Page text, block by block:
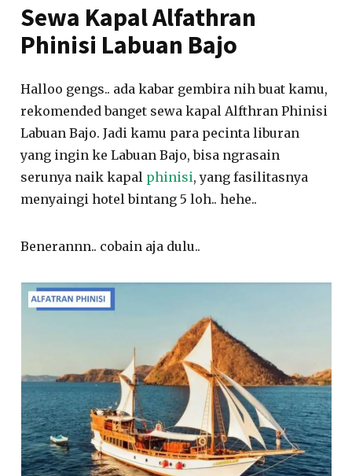
Sewa Kapal Alfathran
Phinisi Labuan Bajo
Halloo gengs.. ada kabar gembira nih buat kamu,
rekomended banget sewa kapal Alfthran Phinisi
Labuan Bajo. Jadi kamu para pecinta liburan
yang ingin ke Labuan Bajo, bisa ngrasain
serunya naik kapal phinisi, yang fasilitasnya
menyaingi hotel bintang 5 loh.. hehe..
Benerannn.. cobain aja dulu..